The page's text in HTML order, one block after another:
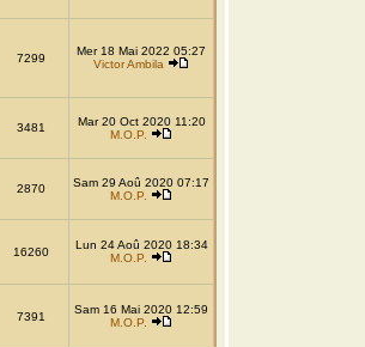
7299
Mer 18 Mai 2022 05:27
Victor Ambila
3481
Mar 20 Oct 2020 11:20
M.O.P.
2870
Sam 29 Aoû 2020 07:17
M.O.P.
16260
Lun 24 Aoû 2020 18:34
M.O.P.
7391
Sam 16 Mai 2020 12:59
M.O.P.